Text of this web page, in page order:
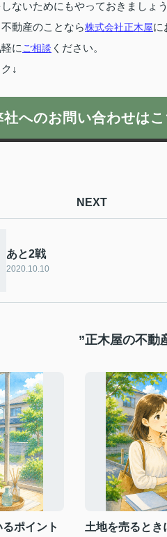
ないためにもやっておきましょう
動産のことなら株式会社正木屋に
に ご相談 ください。
↓
社へのお問い合わせはこ
NEXT
あと2戦
2020.10.10
”正木屋の不動
ポイント
土地を売るとき